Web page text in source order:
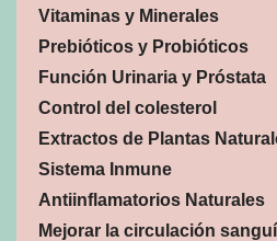
Vitaminas y Minerales
Prebióticos y Probióticos
Función Urinaria y Próstata
Control del colesterol
Extractos de Plantas
Sistema Inmune
Antiinflamatorios Naturales
Mejorar la circulación